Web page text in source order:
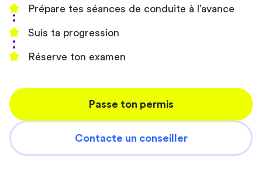
Prépare tes séances de conduite à l’avance
Suis ta progression
Réserve ton examen
Passe ton permis
Contacte un conseiller